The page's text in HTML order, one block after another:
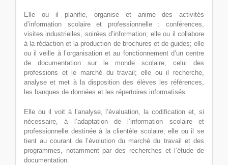
Elle ou il planifie, organise et anime des activités
d’information scolaire et professionnelle : conférences,
visites industrielles, soirées d’information; elle ou il collabore
à la rédaction et la production de brochures et de guides; elle
ou il veille à l’organisation et au fonctionnement d’un centre
de documentation sur le monde scolaire, celui des
professions et le marché du travail; elle ou il recherche,
analyse et met à la disposition des élèves les références,
les banques de données et les répertoires informatisés.
Elle ou il voit à l’analyse, l’évaluation, la codification et, si
nécessaire, à l’adaptation de l’information scolaire et
professionnelle destinée à la clientèle scolaire; elle ou il se
tient au courant de l’évolution du marché du travail et des
programmes, notamment par des recherches et l’étude de
documentation.